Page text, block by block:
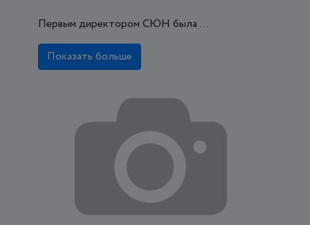
Первым директором СЮН была ...
Показать больше